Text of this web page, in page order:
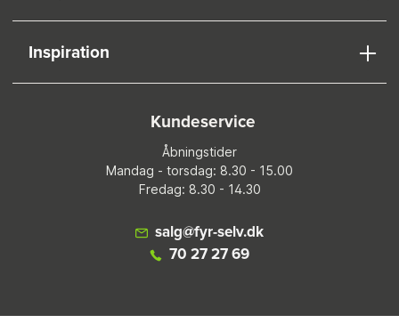
Inspiration
Kundeservice
Åbningstider
Mandag - torsdag: 8.30 - 15.00
Fredag: 8.30 - 14.30
salg@fyr-selv.dk
70 27 27 69